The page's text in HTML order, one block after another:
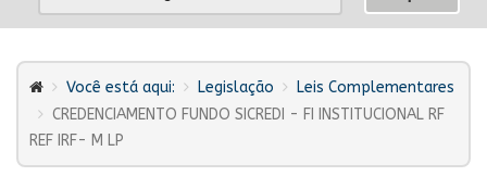
Você está aqui: Legislação
Leis Complementares
CREDENCIAMENTO FUNDO SICREDI - FI INSTITUCIONAL RF
REF IRF- M LP